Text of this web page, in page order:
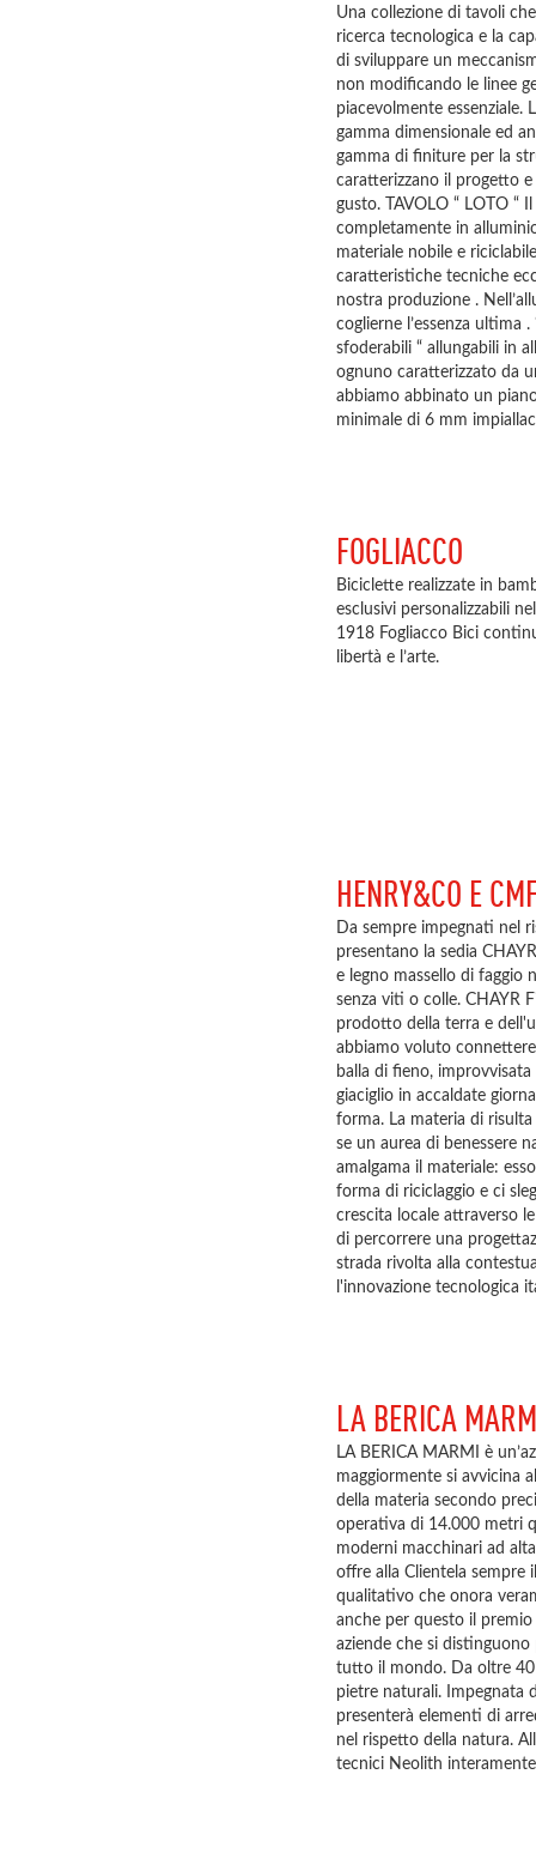
Una collezione di tavoli
ricerca tecnologica e la
di sviluppare un
non modificando le linee
piacevolmente essenziale.
gamma dimensionale ed
gamma di finiture per la
caratterizzano il progetto
gusto. TAVOLO “ LOTO “
completamente in
materiale nobile e
caratteristiche tecniche
nostra produzione .
coglierne l’essenza ultima
sfoderabili “ allungabili in
ognuno caratterizzato da
abbiamo abbinato un
minimale di 6 mm
FOGLIACCO
Biciclette realizzate in
esclusivi personalizzabili
1918 Fogliacco Bici
libertà e l’arte.
HENRY&CO E
Da sempre impegnati nel
presentano la sedia
e legno massello di faggio
senza viti o colle. CHAYR
prodotto della terra e
abbiamo voluto
balla di fieno,
giaciglio in accaldate
forma. La materia di
se un aurea di benessere
amalgama il materiale:
forma di riciclaggio e ci
crescita locale attraverso
di percorrere una
strada rivolta alla
l'innovazione tecnologica
LA BERICA
LA BERICA MARMI è
maggiormente si avvicina
della materia secondo
operativa di 14.000 metri
moderni macchinari ad
offre alla Clientela
qualitativo che onora
anche per questo il
aziende che si
tutto il mondo. Da oltre 40
pietre naturali. Impegnata
presenterà elementi di
nel rispetto della natura.
tecnici Neolith